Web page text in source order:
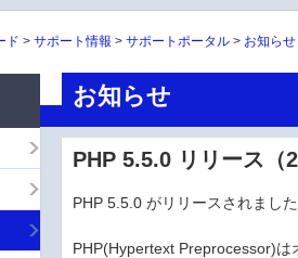
ド サポート情報 サポートポータル お知ら
お知らせ
PHP 5.5.0 リリース（
PHP 5.5.0 がリリースされまし
PHP(Hypertext Preprocessor)